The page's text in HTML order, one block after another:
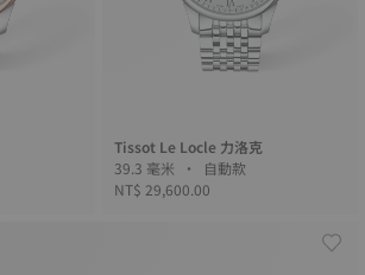
Tissot Le Locle 力洛克
39.3 毫米 • 自動款
NT$ 29,600.00